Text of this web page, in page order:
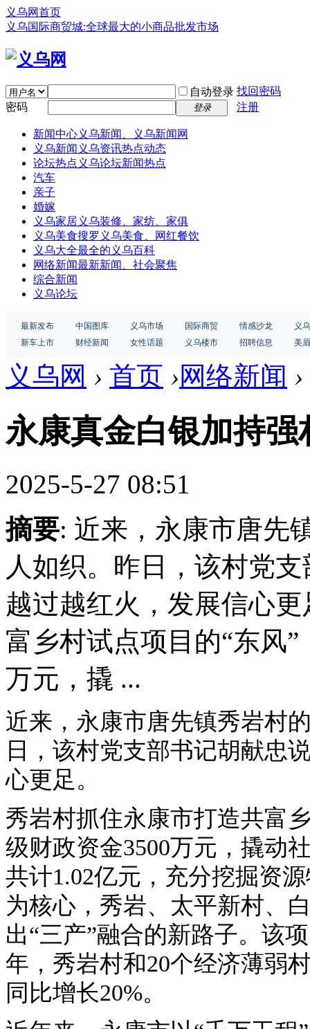
义乌网首页
义乌国际商贸城:全球最大的小商品批发市场
自动登录 找回密码
密码
登录 注册
新闻中心义乌新闻、义乌新闻网
义乌新闻 义乌资讯热点动态
论坛热点 义乌论坛新闻热点
汽车
亲子
婚嫁
义乌家居义乌装修、家纺、家俱
义乌美食搜罗义乌美食、网红餐饮
义乌大全最全的义乌百科
网络新闻最新新闻、社会聚焦
综合新闻
义乌论坛
最新发布 中国图库 义乌市场 国际商贸 情感沙龙
义
新车上市
财经新闻 女性话题 义乌楼市 招聘信息 美
义乌网 › 首页 ›网络新闻 ›
永康真金白银加持强
2025-5-27 08:51
摘要: 近来，永康市唐先
人如织。昨日，该村党
越过越红火，发展信心
富乡村试点项目的“东风
万元，撬 ...
近来，永康市唐先镇秀岩村
日，该村党支部书记胡献忠
心更足。
秀岩村抓住永康市打造共富
级财政资金3500万元，撬动
共计1.02亿元，充分挖掘资
为核心，秀岩、太平新村、
出“三产”融合的新路子。该
年，秀岩村和20个经济薄弱
同比增长20%。